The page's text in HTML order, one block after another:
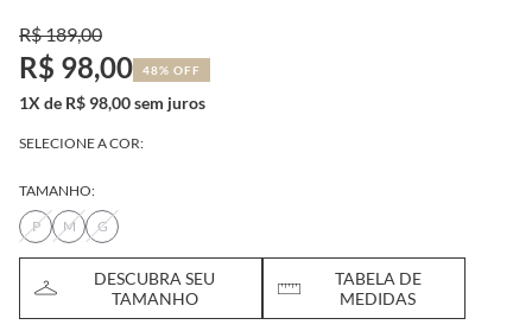
R$ 189,00
R$ 98,00 48% OFF
1X de R$ 98,00 sem juros
SELECIONE A COR:
TAMANHO:
P
M G
DESCUBRA SEU
TAMANHO
TABELA DE
MEDIDAS